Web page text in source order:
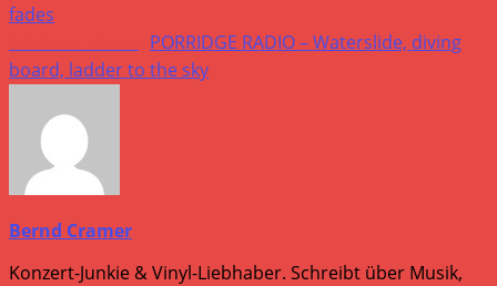
fades
PORRIDGE RADIO – Waterslide, diving
board, ladder to the sky
Bernd Cramer
Konzert-Junkie & Vinyl-Liebhaber. Schreibt über Musik,